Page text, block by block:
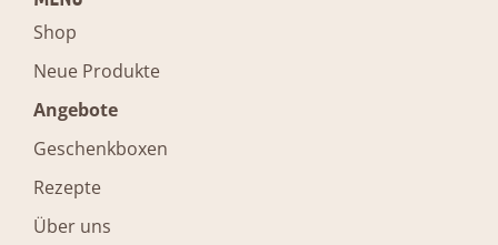
Shop
Neue Produkte
Angebote
Geschenkboxen
Rezepte
Über uns